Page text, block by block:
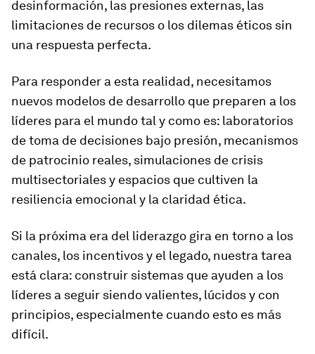
desinformación, las presiones externas, las
limitaciones de recursos o los dilemas éticos sin
una respuesta perfecta.
Para responder a esta realidad, necesitamos
nuevos modelos de desarrollo que preparen a los
líderes para el mundo tal y como es: laboratorios
de toma de decisiones bajo presión, mecanismos
de patrocinio reales, simulaciones de crisis
multisectoriales y espacios que cultiven la
resiliencia emocional y la claridad ética.
Si la próxima era del liderazgo gira en torno a los
canales, los incentivos y el legado, nuestra tarea
está clara: construir sistemas que ayuden a los
líderes a seguir siendo valientes, lúcidos y con
principios, especialmente cuando esto es más
difícil.